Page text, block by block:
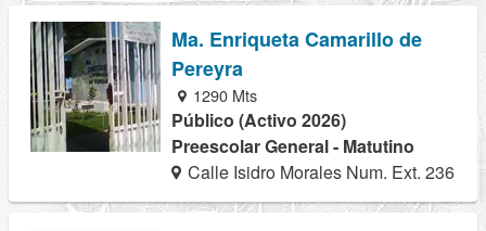
Ma. Enriqueta Camarillo de
Pereyra
1290 Mts
Público (Activo 2026)
Preescolar General - Matutino
Calle Isidro Morales Num. Ext. 236